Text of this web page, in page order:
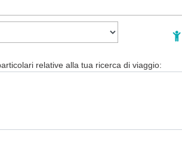
relative alla tua ricerca di viaggio: